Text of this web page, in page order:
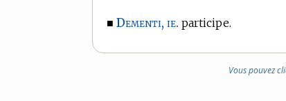
■ Dementi, ie. participe.
Vous pouvez